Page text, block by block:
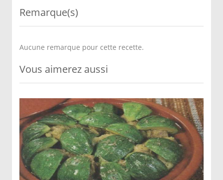
Remarque(s)
Aucune remarque pour cette recette.
Vous aimerez aussi